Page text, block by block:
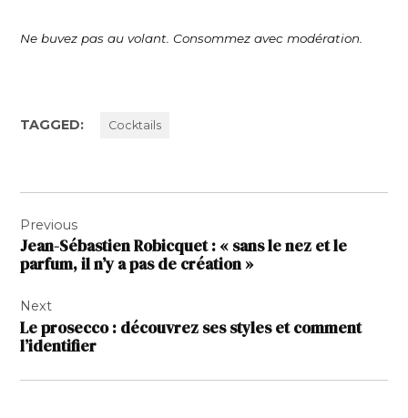
Ne buvez pas au volant. Consommez avec modération.
TAGGED: Cocktails
de
l’article
Previous
Jean-Sébastien Robicquet : « sans le nez et le
parfum, il n’y a pas de création »
Next
Le prosecco : découvrez ses styles et comment
l’identifier